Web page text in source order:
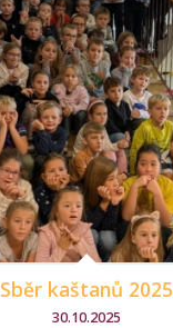
Sběr kaštanů 2025
30.10.2025